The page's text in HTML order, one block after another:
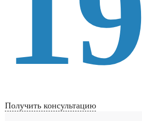
Получить консультацию